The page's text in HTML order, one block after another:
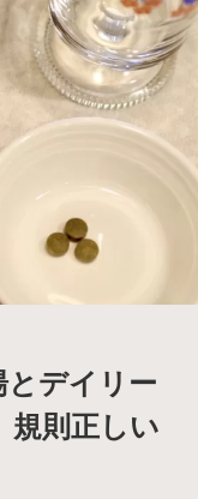
とデイリー
規則正しい